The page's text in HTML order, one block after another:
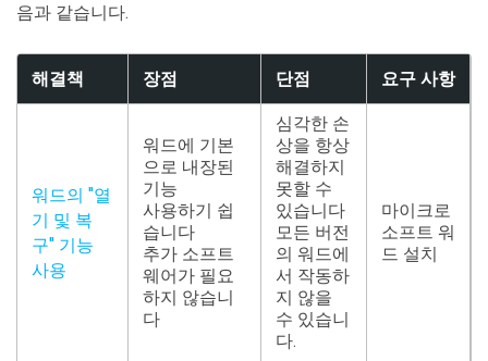
음과 같습니다.
해결책 장점 단점 요구 사항
워드의 "열
기 및 복
구" 기능
사용
워드에 기본
으로 내장된
기능
사용하기 쉽
습니다
추가 소프트
웨어가 필요
하지 않습니
다
심각한 손
상을 항상
해결하지
못할 수
있습니다
모든 버전
의 워드에
서 작동하
지 않을
수 있습니
다.
마이크로
소프트 워
드 설치